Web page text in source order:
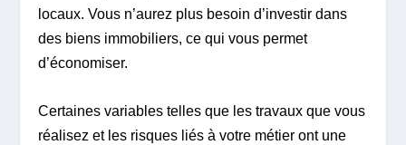
locaux. Vous n’aurez plus besoin d’investir dans
des biens immobiliers, ce qui vous permet
d’économiser.
Certaines variables telles que les travaux que vous
réalisez et les risques liés à votre métier ont une